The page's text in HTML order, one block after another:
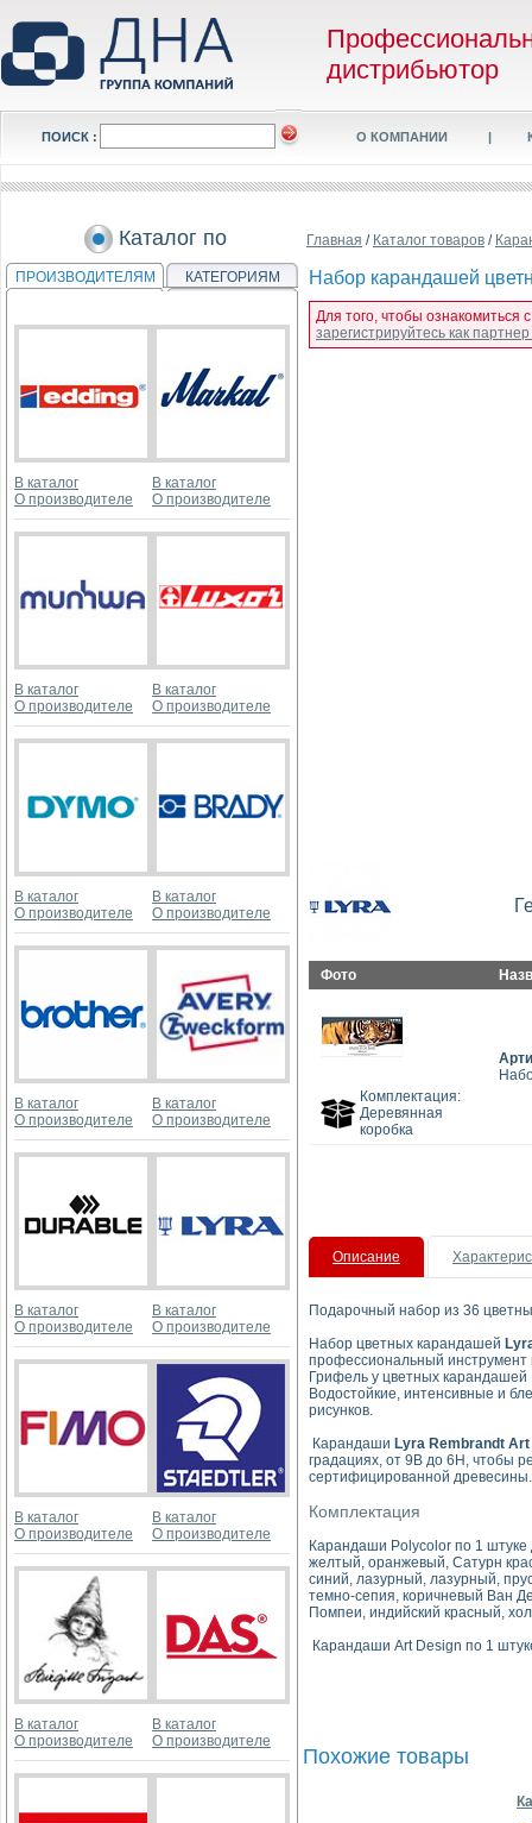
дистрибьютор
ПОИСК : О КОМПАНИИ |
Каталог по
ПРОИЗВОДИТЕЛЯМ КАТЕГОРИЯМ
В каталог
О производителе
В каталог
О производителе
В каталог
О производителе
В каталог
О производителе
В каталог
О производителе
В каталог
О производителе
В каталог
О производителе
В каталог
О производителе
В каталог
О производителе
В каталог
О производителе
В каталог
О производителе
В каталог
О производителе
В каталог
О производителе
В каталог
О производителе
Главная / Каталог товаров /
Набор карандашей
Для того, чтобы
зарегистрируйтесь как
Фото
Комплектация:
Деревянная
коробка
Описание
Подарочный набор из 36
Набор цветных карандашей
профессиональный инструмент
Грифель у цветных карандашей
Водостойкие, интенсивные и
рисунков.
Карандаши Lyra Rembrandt
градациях, от 9B до 6H, чтобы
сертифицированной древесины.
Комплектация
Карандаши Polycolor по 1
желтый, оранжевый, Сатурн
синий, лазурный, лазурный,
темно-сепия, коричневый Ван
Помпеи, индийский красный,
Карандаши Art Design по 1
Похожие товары